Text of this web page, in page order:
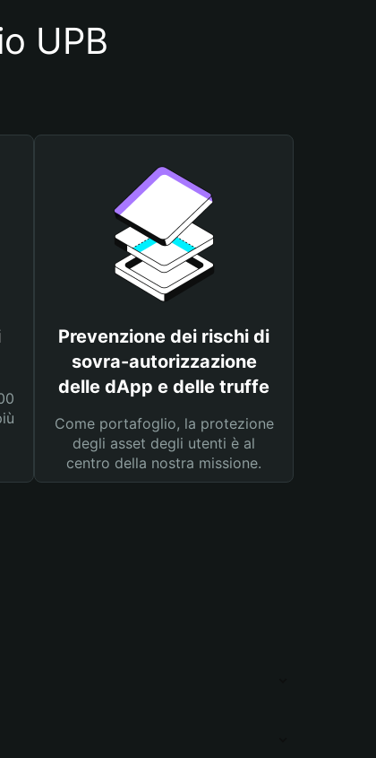
UPB
Prevenzione dei rischi di
sovra-autorizzazione
delle dApp e delle truffe
Come portafoglio, la protezione
degli asset degli utenti è al
centro della nostra missione.